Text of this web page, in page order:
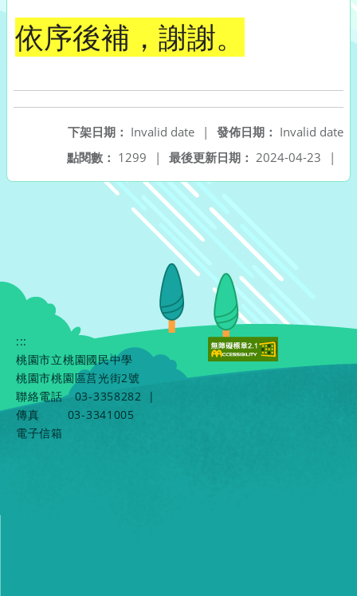
依序後補，謝謝。
發佈日期： Invalid date
下架日期： Invalid date
|
最後更新日期： 2024-04-23 |
點閱數： 1299 |
:::
桃園市立桃園國民中學
桃園市桃園區莒光街2號
聯絡電話
03-3358282
|
傳真
03-3341005
電子信箱